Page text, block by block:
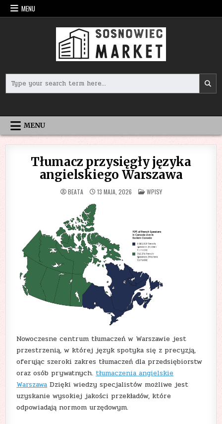
Skip
to
MENU
for:
MENU
Tłumacz przysięgły języka
angielskiego Warszawa
BEATA 13 MAJA, 2026 POSTED
IN
WPISY
Nowoczesne centrum tłumaczeń w Warszawie jest
przestrzenią, w której język spotyka się z precyzją,
oferując szeroki zakres tłumaczeń dla przedsiębiorstw
oraz osób prywatnych. tłumaczenia angielskie
Warszawa Dzięki wiedzy specjalistów możliwe jest
uzyskanie wysokiej jakości przekładów, które
odpowiadają normom urzędowym.